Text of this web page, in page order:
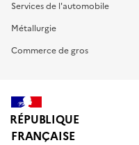
Services de l'automobile
Métallurgie
Commerce de gros
RÉPUBLIQUE
FRANÇAISE